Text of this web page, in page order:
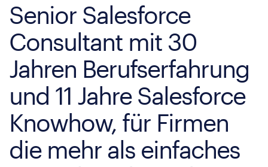
Senior Salesforce
Consultant mit 30
Jahren Berufserfahrung
und 11 Jahre Salesforce
Knowhow, für Firmen
die mehr als einfaches